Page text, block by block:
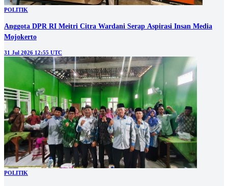
POLITIK
Anggota DPR RI Meitri Citra Wardani Serap Aspirasi Insan Media
Mojokerto
31 Jul 2026 12:55 UTC
POLITIK